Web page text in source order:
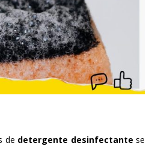
de detergente desinfectante se